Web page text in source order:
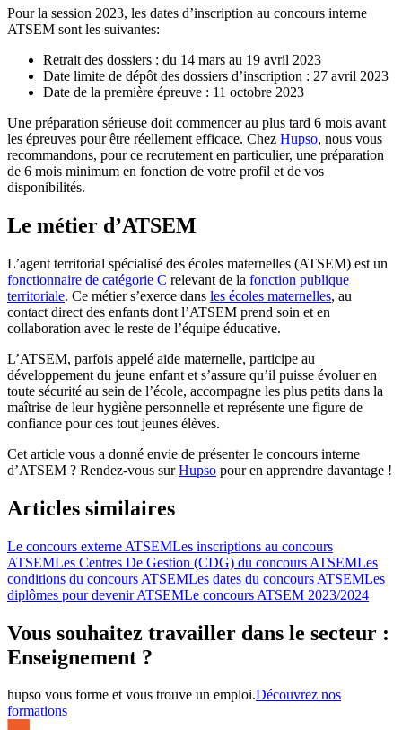
Pour la session 2023, les dates d’inscription au concours interne
ATSEM sont les suivantes:
Retrait des dossiers : du 14 mars au 19 avril 2023
Date limite de dépôt des dossiers d’inscription : 27 avril 2023
Date de la première épreuve : 11 octobre 2023
Une préparation sérieuse doit commencer au plus tard 6 mois avant
les épreuves pour être réellement efficace. Chez Hupso, nous vous
recommandons, pour ce recrutement en particulier, une préparation
de 6 mois minimum en fonction de votre profil et de vos
disponibilités.
Le métier d’ATSEM
L’agent territorial spécialisé des écoles maternelles (ATSEM) est un
fonctionnaire de catégorie C relevant de la fonction publique
territoriale. Ce métier s’exerce dans les écoles maternelles, au
contact direct des enfants dont l’ATSEM prend soin et en
collaboration avec le reste de l’équipe éducative.
L’ATSEM, parfois appelé aide maternelle, participe au
développement du jeune enfant et s’assure qu’il puisse évoluer en
toute sécurité au sein de l’école, accompagne les plus petits dans la
maîtrise de leur hygiène personnelle et représente une figure de
confiance pour ces tout jeunes élèves.
Cet article vous a donné envie de présenter le concours interne
d’ATSEM ? Rendez-vous surHupso pour en apprendre davantage !
Articles similaires
Le concours externe ATSEMLes inscriptions au concours
ATSEMLes Centres De Gestion (CDG) du concours ATSEMLes
conditions du concours ATSEMLes dates du concours ATSEMLes
diplômes pour devenir ATSEMLe concours ATSEM 2023/2024
Vous souhaitez travailler dans le secteur :
Enseignement ?
hupso vous forme et vous trouve un emploi.Découvrez nos
formations